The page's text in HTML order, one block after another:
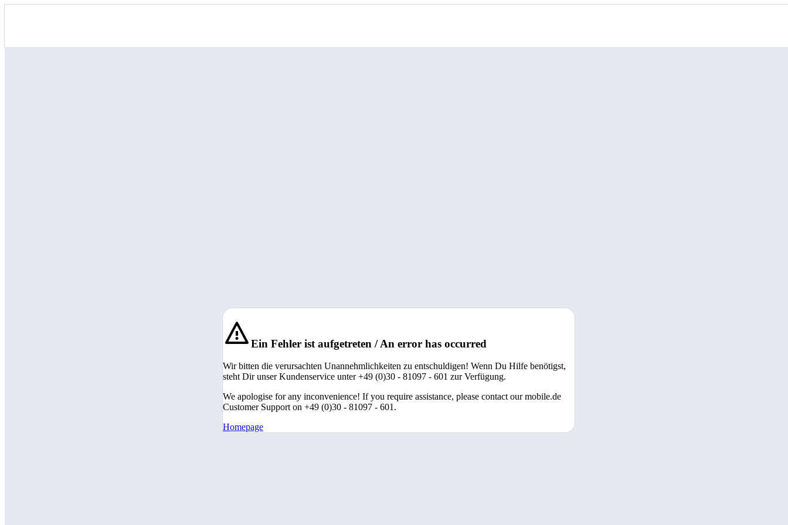
Ein Fehler ist aufgetreten / An error has occurred
Wir bitten die verursachten Unannehmlichkeiten zu entschuldigen! Wenn Du Hilfe benötigst,
steht Dir unser Kundenservice unter +49 (0)30 - 81097 - 601 zur Verfügung.
We apologise for any inconvenience! If you require assistance, please contact our mobile.de
Customer Support on +49 (0)30 - 81097 - 601.
Homepage